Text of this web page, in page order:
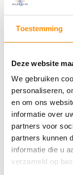
Toestemming
Deze website
We gebruiken
personaliseren,
en om ons
informatie over
partners voor
partners kunnen
informatie die u
verzameld op
Funda, het
in Nederland.
onze eigen
aandacht te
multichannel
jouw woning
4. De
Bij de
goede eerste
opgeruimd is en